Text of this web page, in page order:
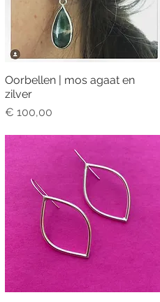
Snel overzicht
Oorbellen | mos agaat en
zilver
Prijs
€ 100,00